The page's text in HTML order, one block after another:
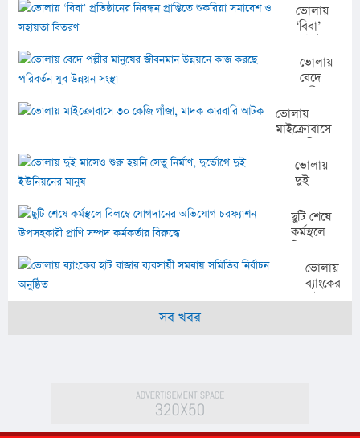
ভোলায়
‘বিবা’
নিবন্ধন
প্রাপ্তিতে
শুকরিয়া
ও
সহায়তা
ভোলায়
বেদে
মানুষের
জীবনমান
উন্নয়নে
করছে
পরিবর্তন
উন্নয়ন
সংস্থা
ভোলায়
মাইক্রোবাসে
গাঁজা, মাদক
কারবারি আটক
ভোলায়
দুই
শুরু হয়নি
সেতু
নির্মাণ,
দুই
ইউনিয়নের
মানুষ
ছুটি শেষে
কর্মস্থলে
যোগদানের
অভিযোগ
চরফ্যাশন
ভোলায়
ব্যাংকের
হাট
সব খবর